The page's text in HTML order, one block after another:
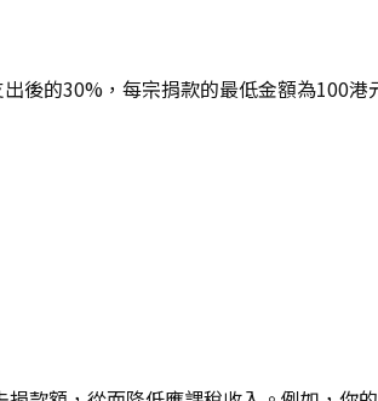
後的30%，每宗捐款的最低金額為100